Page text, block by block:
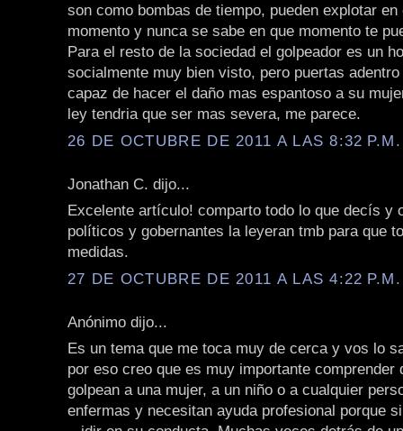
son como bombas de tiempo, pueden explotar en
momento y nunca se sabe en que momento te
Para el resto de la sociedad el golpeador es un
socialmente muy bien visto, pero puertas
capaz de hacer el daño mas espantoso a su
ley tendria que ser mas severa, me parece.
26 DE OCTUBRE DE 2011 A LAS 8:32 P.M.
Jonathan C. dijo...
Excelente artículo! comparto todo lo que decís y
políticos y gobernantes la leyeran tmb para que
medidas.
27 DE OCTUBRE DE 2011 A LAS 4:22 P.M.
Anónimo dijo...
Es un tema que me toca muy de cerca y vos lo
por eso creo que es muy importante comprender
golpean a una mujer, a un niño o a cualquier
enfermas y necesitan ayuda profesional porque